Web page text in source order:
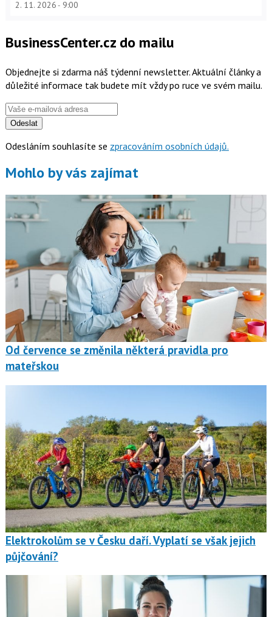
2. 11. 2026 9:00
BusinessCenter.cz do mailu
Objednejte si zdarma náš týdenní newsletter. Aktuální články a
důležité informace tak budete mít vždy po ruce ve svém mailu.
Odeslat
Odesláním souhlasíte se zpracováním osobních údajů.
Mohlo by vás zajímat
Od července se změnila některá pravidla pro
mateřskou
Elektrokolům se v Česku daří. Vyplatí se však jejich
půjčování?